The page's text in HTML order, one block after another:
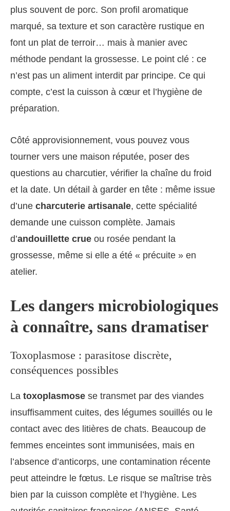
plus souvent de porc. Son profil aromatique
marqué, sa texture et son caractère rustique en
font un plat de terroir… mais à manier avec
méthode pendant la grossesse. Le point clé : ce
n’est pas un aliment interdit par principe. Ce qui
compte, c’est la cuisson à cœur et l’hygiène de
préparation.
Côté approvisionnement, vous pouvez vous
tourner vers une maison réputée, poser des
questions au charcutier, vérifier la chaîne du froid
et la date. Un détail à garder en tête : même issue
d’une charcuterie artisanale, cette spécialité
demande une cuisson complète. Jamais
d’andouillette crue ou rosée pendant la
grossesse, même si elle a été « précuite » en
atelier.
Les dangers microbiologiques
à connaître, sans dramatiser
Toxoplasmose : parasitose discrète,
conséquences possibles
La toxoplasmose se transmet par des viandes
insuffisamment cuites, des légumes souillés ou le
contact avec des litières de chats. Beaucoup de
femmes enceintes sont immunisées, mais en
l’absence d’anticorps, une contamination récente
peut atteindre le fœtus. Le risque se maîtrise très
bien par la cuisson complète et l’hygiène. Les